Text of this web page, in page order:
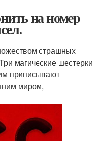
на номер
страшных
магические шестерки
приписывают
миром,